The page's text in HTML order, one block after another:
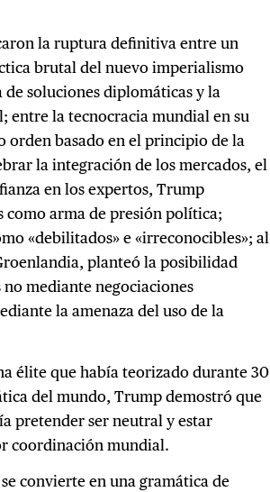
la ruptura definitiva entre un
brutal del nuevo imperialismo
soluciones diplomáticas y la
entre la tecnocracia mundial en su
orden basado en el principio de la
la integración de los mercados, el
en los expertos, Trump
como arma de presión política;
«debilitados» e «irreconocibles»; al
planteó la posibilidad
mediante negociaciones
la amenaza del uso de la
élite que había teorizado durante 30
del mundo, Trump demostró que
pretender ser neutral y estar
coordinación mundial.
convierte en una gramática de